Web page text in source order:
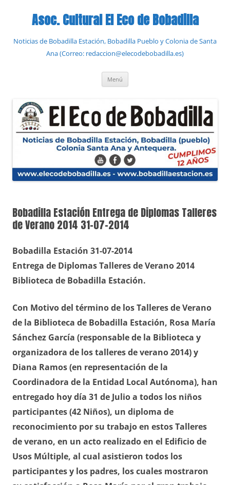
contenidoAsoc. Cultural El Eco de Bobadilla
Noticias de Bobadilla Estación, Bobadilla Pueblo y Colonia de Santa
Ana (Correo: redaccion@elecodebobadilla.es)
Menú
Bobadilla Estación Entrega de Diplomas Talleres
de Verano 2014 31-07-2014
Bobadilla Estación 31-07-2014
Entrega de Diplomas Talleres de Verano 2014
Biblioteca de Bobadilla Estación.
Con Motivo del término de los Talleres de Verano
de la Biblioteca de Bobadilla Estación, Rosa María
Sánchez García (responsable de la Biblioteca y
organizadora de los talleres de verano 2014) y
Diana Ramos (en representación de la
Coordinadora de la Entidad Local Autónoma), han
entregado hoy día 31 de Julio a todos los niños
participantes (42 Niños), un diploma de
reconocimiento por su trabajo en estos Talleres
de verano, en un acto realizado en el Edificio de
Usos Múltiple, al cual asistieron todos los
participantes y los padres, los cuales mostraron